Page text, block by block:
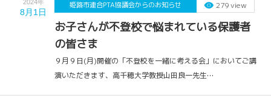
2024年
8月1日
姫路市連合PTA協議会からのお知らせ 279 view
お子さんが不登校で悩まれている保護者
の皆さま
９月９日(月)開催の「不登校を一緒に考える会」においてご講
演いただきます、高千穂大学教授山田良一先生…
輪番表
各種ダウンロード
お問い合わせ